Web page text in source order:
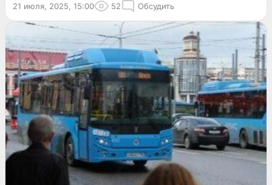
21 июля, 2025, 15:00 52 Обсудить